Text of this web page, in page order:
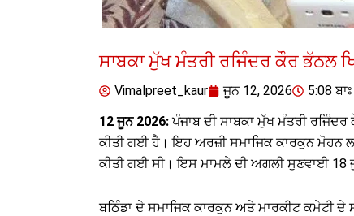
ਸਾਬਕਾ ਮੁੱਖ ਮੰਤਰੀ ਰਜਿੰਦਰ ਕੌਰ ਭੱਠਲ
Vimalpreet_kaur ਜੂਨ 12, 2026
5:08
12 ਜੂਨ 2026:ਪੰਜਾਬ ਦੀ ਸਾਬਕਾ ਮੁੱਖ ਮੰਤਰੀ
ਕੀਤੀ ਗਈ ਹੈ। ਇਹ ਅਰਜ਼ੀ ਸਮਾਜਿਕ ਕਾਰਕੁਨ ਮੋਹਨ
ਕੀਤੀ ਗਈ ਸੀ। ਇਸ ਮਾਮਲੇ ਦੀ ਅਗਲੀ ਸੁਣਵਾਈ 18
ਬਠਿੰਡਾ ਦੇ ਸਮਾਜਿਕ ਕਾਰਕੁਨ ਅਤੇ ਮਾਰਕੀਟ ਕਮੇਟੀ